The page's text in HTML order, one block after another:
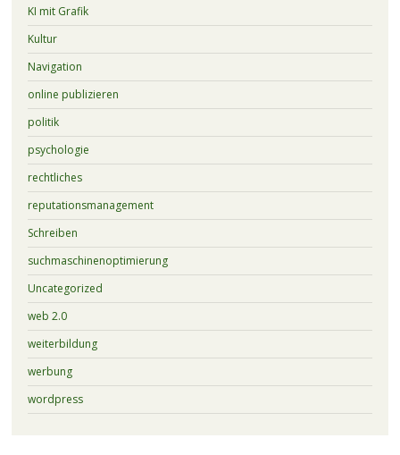
KI mit Grafik
Kultur
Navigation
online publizieren
politik
psychologie
rechtliches
reputationsmanagement
Schreiben
suchmaschinenoptimierung
Uncategorized
web 2.0
weiterbildung
werbung
wordpress